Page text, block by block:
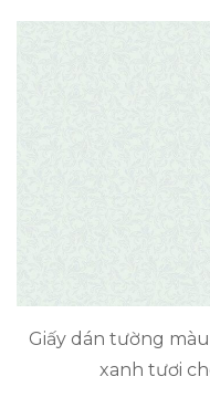
Giấy dán tường
xanh tươi